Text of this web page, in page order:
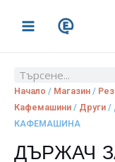
MENU
Search
Начало / Магазин /
Кафемашини / Други /
КАФЕМАШИНА
ДЪРЖАЧ